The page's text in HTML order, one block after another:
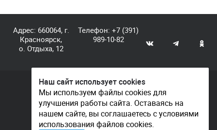
Адрес: 660064, г.
Красноярск,
о. Отдыха, 12
Телефон:+7 (391)
989-10-82
© КГАУ «Центр спортивной подготовки», 2026
Документы
Политика конфиденциальности
Наш сайт использует cookies
Мы используем файлы cookies для
улучшения работы сайта. Оставаясь на
нашем сайте, вы соглашаетесь с условиями
использования файлов cookies.